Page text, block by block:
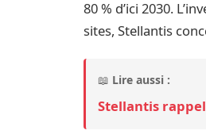
80 % d’ici 2030.
sites, Stellantis
📖 Lire aussi :
Stellantis